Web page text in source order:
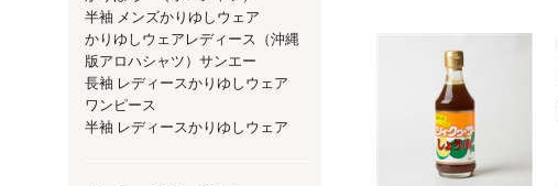
半袖 メンズかりゆしウェア
かりゆしウェアレディース（沖縄
版アロハシャツ）サンエー
長袖 レディースかりゆしウェア
ワンピース
半袖 レディースかりゆしウェア